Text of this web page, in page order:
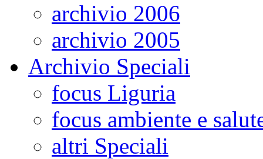
archivio 2006
archivio 2005
Archivio Speciali
focus Liguria
focus ambiente e
altri Speciali